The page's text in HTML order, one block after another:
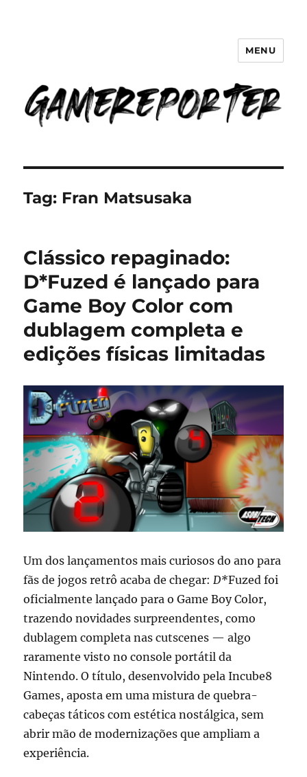
GameReporter | Cultura Gamer
MENU
Tag: Fran Matsusaka
Clássico repaginado:
D*Fuzed é lançado para
Game Boy Color com
dublagem completa e
edições físicas limitadas
Um dos lançamentos mais curiosos do ano para
fãs de jogos retrô acaba de chegar:D*Fuzed foi
oficialmente lançado para o Game Boy Color,
trazendo novidades surpreendentes, como
dublagem completa nas cutscenes — algo
raramente visto no console portátil da
Nintendo. O título, desenvolvido pela Incube8
Games, aposta em uma mistura de quebra-
cabeças táticos com estética nostálgica, sem
abrir mão de modernizações que ampliam a
experiência.